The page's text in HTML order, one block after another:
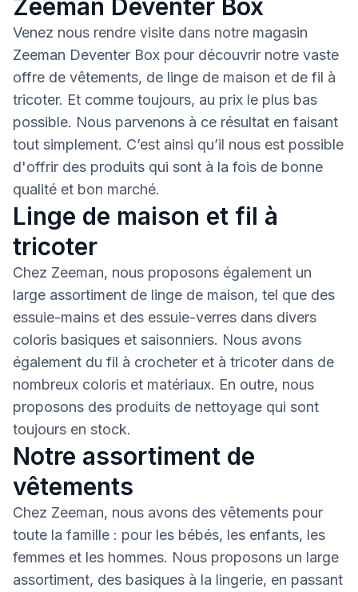
Zeeman Deventer Box
Venez nous rendre visite dans notre magasin
Zeeman Deventer Box pour découvrir notre vaste
offre de vêtements, de linge de maison et de fil à
tricoter. Et comme toujours, au prix le plus bas
possible. Nous parvenons à ce résultat en faisant
tout simplement. C’est ainsi qu’il nous est possible
d'offrir des produits qui sont à la fois de bonne
qualité et bon marché.
Linge de maison et fil à
tricoter
Chez Zeeman, nous proposons également un
large assortiment de linge de maison, tel que des
essuie-mains et des essuie-verres dans divers
coloris basiques et saisonniers. Nous avons
également du fil à crocheter et à tricoter dans de
nombreux coloris et matériaux. En outre, nous
proposons des produits de nettoyage qui sont
toujours en stock.
Notre assortiment de
vêtements
Chez Zeeman, nous avons des vêtements pour
toute la famille : pour les bébés, les enfants, les
femmes et les hommes. Nous proposons un large
assortiment, des basiques à la lingerie, en passant